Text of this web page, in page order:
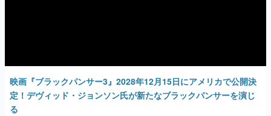
映画『ブラックパンサー3』2028年12月15日にアメリカで公開決
定！デヴィッド・ジョンソン氏が新たなブラックパンサーを演じ
る